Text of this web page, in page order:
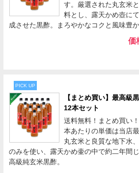
す。厳選された丸玄米
料とし、露天かめ壺に
成させた黒酢。まろやかなコクと風味豊
価
PICK UP
【まとめ買い】最高級
12本セット
送料無料！まとめ買い
本あたりの単価は当店
丸玄米と良質な地下水
のみを使い、露天かめ壷の中で約二年間
高級純玄米黒酢。